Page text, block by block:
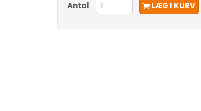
Antal LÆG I KURV